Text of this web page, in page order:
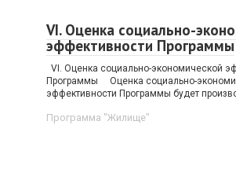
VI. Оценка социально-
эффективности Программы
VI. Оценка социально-экономической
Программы Оценка социально-
эффективности Программы будет
Программа "Жилище"